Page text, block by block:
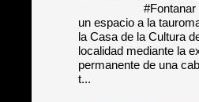
un espacio a la
la Casa de la Cultura
localidad mediante la
permanente de una
t...